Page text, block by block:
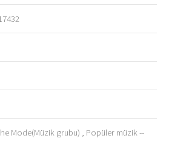
Mode(Müzik grubu) , Popüler müzik --